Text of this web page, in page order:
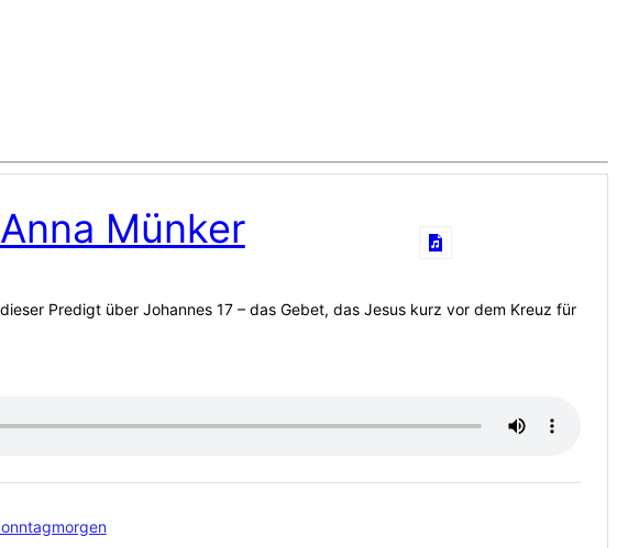
Münker
Predigt über Johannes 17 – das Gebet, das Jesus kurz vor dem Kreuz für